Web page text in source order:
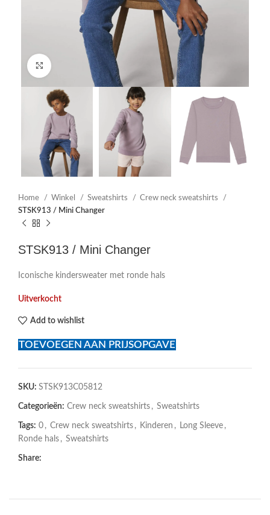
Click to enlarge
Home Winkel Sweatshirts
Crew neck sweatshirts
STSK913 / Mini Changer
STSK913 / Mini Changer
Iconische kindersweater met ronde hals
Uitverkocht
Add to wishlist
TOEVOEGEN AAN PRIJSOPGAVE
SKU: STSK913C05812
Categorieën: Crew neck sweatshirts , Sweatshirts
Tags: 0 , Crew neck sweatshirts , Kinderen , Long Sleeve ,
Ronde hals , Sweatshirts
Share: